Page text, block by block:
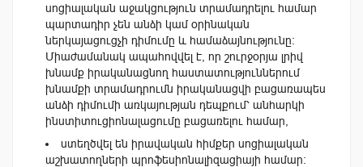
սոցիալական աջակցություն տրամադրելու համար
պարտադիր չեն անձի կամ օրինական
ներկայացուցչի դիմումը և համաձայնությունը։
Միաժամանակ ապահովվել է, որ շուրջօրյա լրիվ
խնամք իրականացնող հաստատություններում
խնամքի տրամադրումն իրականացվի բացառապես
անձի դիմումի առկայության դեպքում՝ անհարկի
ինստիտուցիոնալացումը բացառելու համար,
ստեղծվել են իրավական հիմքեր սոցիալական
աշխատողների պրոֆեսիոնալիզացիայի համար։